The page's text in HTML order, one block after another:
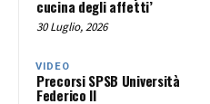
cucina degli affetti’
30 Luglio, 2026
VIDEO
Precorsi SPSB Università
Federico II